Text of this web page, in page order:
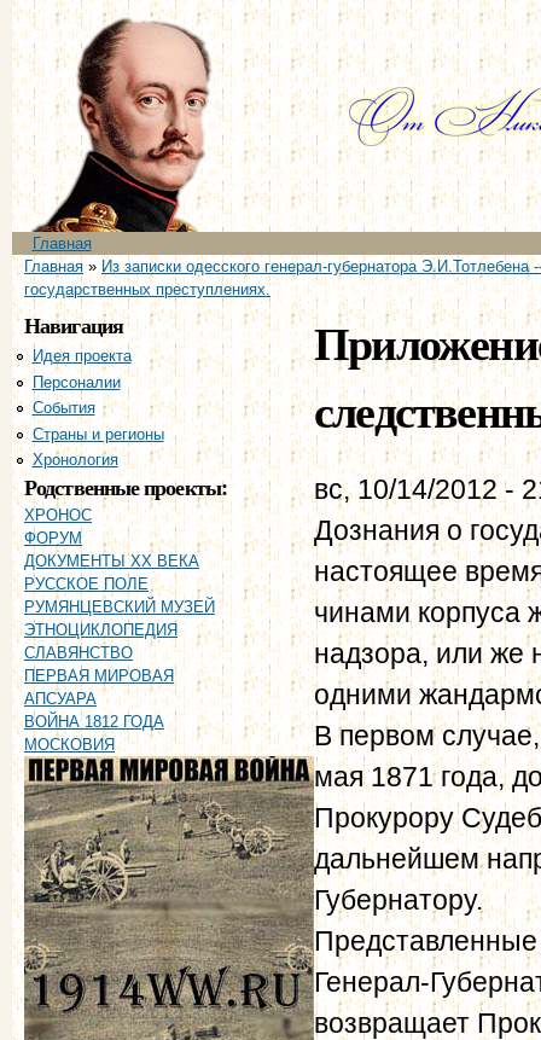
Главное меню
Главная
Вы здесь
Главная» Из записки одесского генерал-губернатора
государственных преступлениях.
Навигация
Идея проекта
Персоналии
События
Страны и регионы
Хронология
Родственные проекты:
ХРОНОС
ФОРУМ
ДОКУМЕНТЫ XX ВЕКА
РУССКОЕ ПОЛЕ
РУМЯНЦЕВСКИЙ МУЗЕЙ
ЭТНОЦИКЛОПЕДИЯ
СЛАВЯНСТВО
ПЕРВАЯ МИРОВАЯ
АПСУАРА
ВОЙНА 1812 ГОДА
МОСКОВИЯ
вс, 10/14/2012 -
Дознания о
настоящее
чинами корпуса
надзора, или же
одними
В первом
мая 1871 года,
Прокурору
дальнейшем
Губернатору.
Генерал-
возвращает